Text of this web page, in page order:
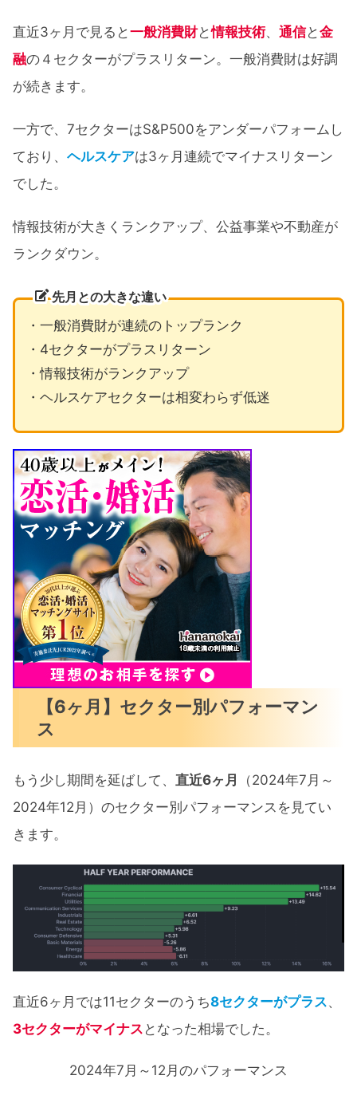
直近3ヶ月で見ると一般消費財と情報技術、 通信と金
融の４セクターがプラスリターン。一般消費財は好調
が続きます。
一方で、7セクターはS&P500をアンダーパフォームし
ており、 ヘルスケアは3ヶ月連続でマイナスリターン
でした。
情報技術が大きくランクアップ、公益事業や不動産が
ランクダウン。
先月との大きな違い
・一般消費財が連続のトップランク
・4セクターがプラスリターン
・情報技術がランクアップ
・ヘルスケアセクターは相変わらず低迷
【6ヶ月】セクター別パフォーマン
ス
もう少し期間を延ばして、 直近6ヶ月
（2024年7月～
2024年12月）のセクター別パフォーマンスを見てい
きます。
直近6ヶ月では11セクターのうち8セクターがプラス、
3セクターがマイナス となった相場でした。
2024年7月～12月のパフォーマンス